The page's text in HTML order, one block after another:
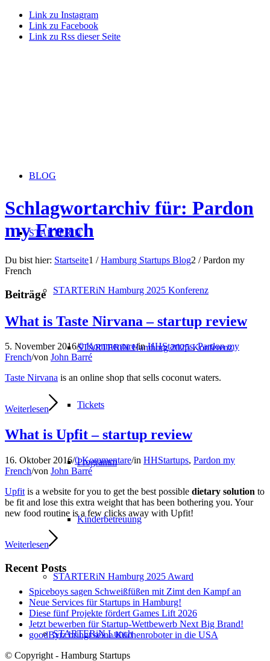
Link zu Instagram
Link zu Facebook
Link zu Rss dieser Seite
BLOG
STARTERiN
STARTERiN Hamburg 2025 Konferenz
STARTERiN Hamburg 2025 Konferenz
Tickets
Programm
Kinderbetreuung
STARTERiN Hamburg 2025 Award
STARTERiN Lunch
Schlagwortarchiv für: Pardon
my French
Du bist hier: Startseite1 / Hamburg Startups Blog2 / Pardon my
French
Beiträge
What is Taste Nirvana – startup review
5. November 2016/0 Kommentare/inHHStartups,Pardon my
French/von John Barré
Taste Nirvana is an online shop that sells coconut waters.
Weiterlesen
What is Upfit – startup review
16. Oktober 2016/0 Kommentare/in HHStartups, Pardon my
French/von John Barré
Upfit is a website for you to get the best possible dietary solution to
be fit and lose this extra weight that has been bothering you. Your
new food routine is a few clicks away with Upfit!
Weiterlesen
Recent Posts
Spiceboys sagen Schweißfüßen mit Zimt den Kampf an
Neue Services für Startups in Hamburg!
Diese fünf Projekte fördert Games Lift 2026
Jetzt bewerben für Startup-Wettbewerb Next Big Brand!
goodBytz bringt seine Küchenroboter in die USA
© Copyright - Hamburg Startups